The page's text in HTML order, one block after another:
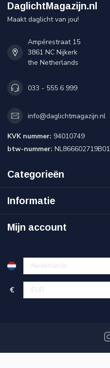
DaglichtMagazijn.nl
Maakt daglicht van jou!
Ampérestraat 15
3861 NC Nijkerk
the Netherlands
033 - 555 6 999
info@daglichtmagazijn.nl
KVK nummer: 94010749
btw-nummer: NL866602719B01
Categorieën
Informatie
Mijn account
€